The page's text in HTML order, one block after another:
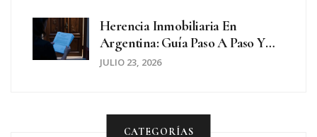
Herencia Inmobiliaria En
Argentina: Guía Paso A Paso Y
Trámites Especiales
JULIO 23, 2026
CATEGORÍAS